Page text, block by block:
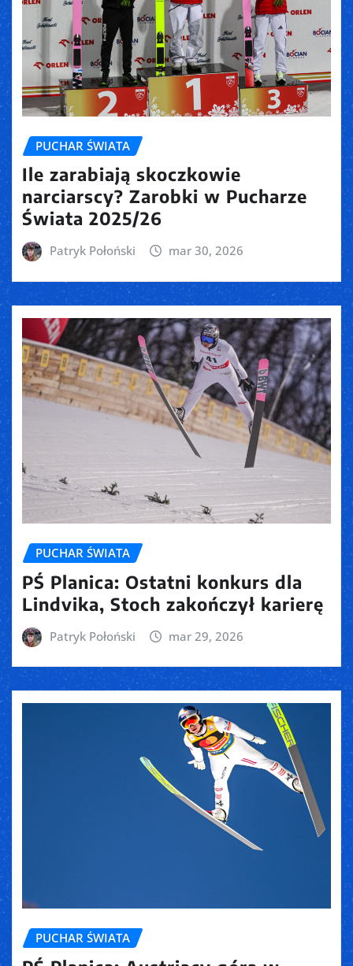
PUCHAR ŚWIATA
Ile zarabiają skoczkowie
narciarscy? Zarobki w Pucharze
Świata 2025/26
Patryk Połoński mar 30, 2026
PUCHAR ŚWIATA
PŚ Planica: Ostatni konkurs dla
Lindvika, Stoch zakończył karierę
Patryk Połoński mar 29, 2026
PUCHAR ŚWIATA